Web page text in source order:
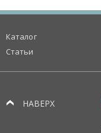
Каталог
Статьи
НАВЕРХ